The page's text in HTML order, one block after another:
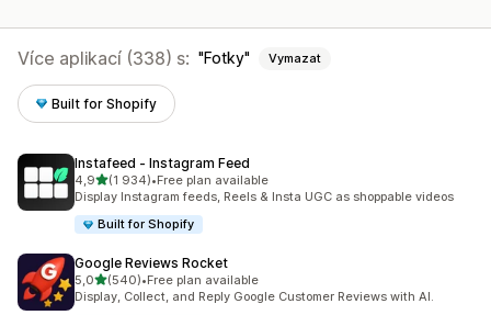
Více aplikací (338) s: Fotky Vymazat
Built for Shopify
Instafeed ‑ Instagram Feed
4,9z 5 hvězd
(1 934)
Celkový počet recenzí: 1934
•Free plan available
Display Instagram feeds, Reels & Insta UGC as shoppable videos
Built for Shopify
Google Reviews Rocket
5,0z 5 hvězd
(540)
Celkový počet recenzí: 540
•Free plan available
Display, Collect, and Reply Google Customer Reviews with AI.